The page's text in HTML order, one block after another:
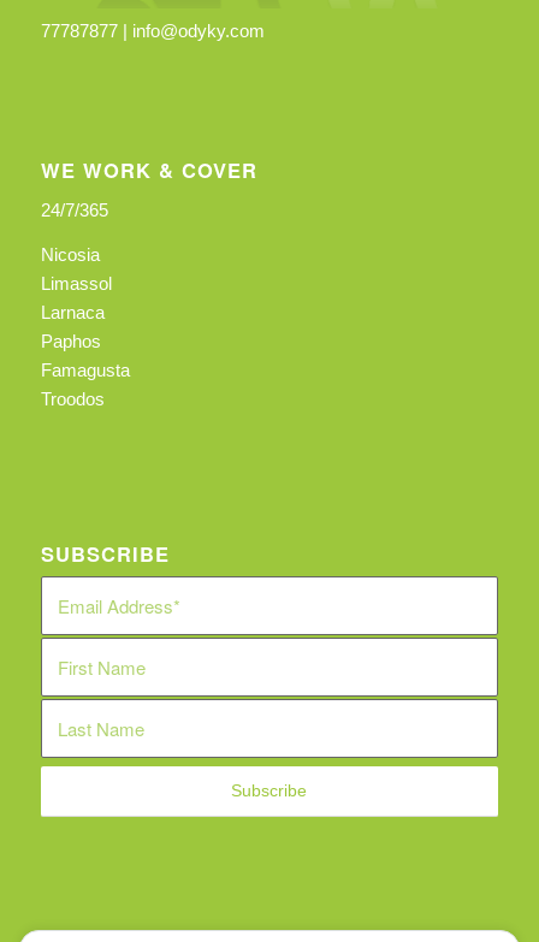
77787877 | info@odyky.com
WE WORK & COVER
24/7/365
Nicosia
Limassol
Larnaca
Paphos
Famagusta
Troodos
SUBSCRIBE